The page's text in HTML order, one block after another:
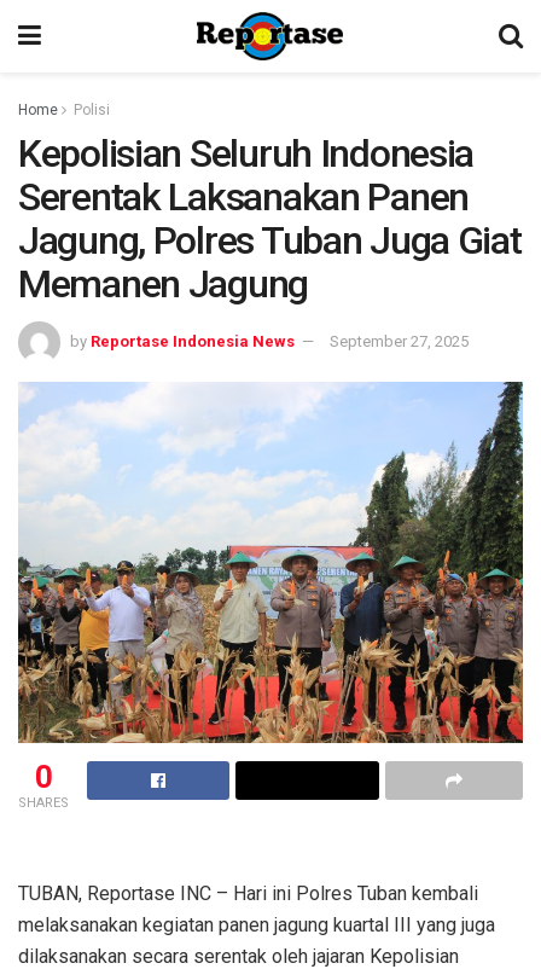
Home Polisi
Kepolisian Seluruh Indonesia
Serentak Laksanakan Panen
Jagung, Polres Tuban Juga Giat
Memanen Jagung
by Reportase Indonesia News September 27, 2025
0
SHARES
TUBAN, Reportase INC – Hari ini Polres Tuban kembali
melaksanakan kegiatan panen jagung kuartal III yang juga
dilaksanakan secara serentak oleh jajaran Kepolisian